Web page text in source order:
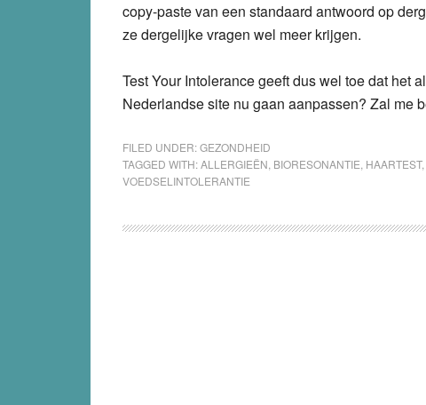
copy-paste van een standaard antwoord op
ze dergelijke vragen wel meer krijgen.
Test Your Intolerance geeft dus wel toe dat het
Nederlandse site nu gaan aanpassen? Zal me
FILED UNDER:GEZONDHEID
TAGGED WITH:ALLERGIEËN, BIORESONANTIE, HAARTEST,
VOEDSELINTOLERANTIE